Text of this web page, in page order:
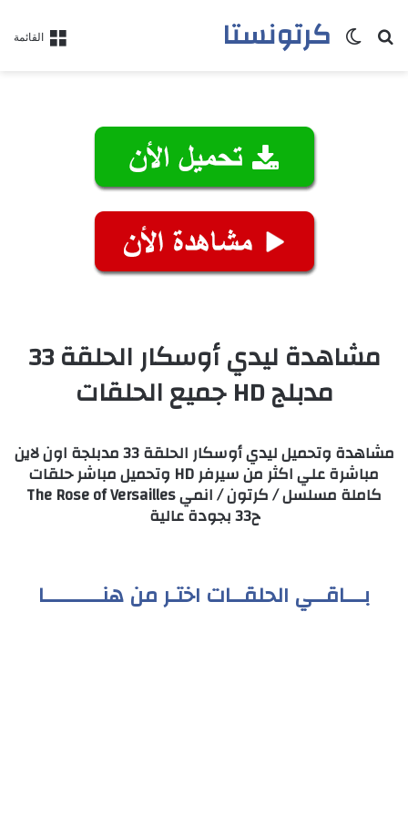
القائمة كرتونستابحث عنالوضع المظلم
مشاهدة ليدي أوسكار الحلقة 33
مدبلج HD جميع الحلقات
مشاهدة وتحميل ليدي أوسكار الحلقة 33 مدبلجة اون لاين
مباشرة علي اكثر من سيرفر HD وتحميل مباشر حلقات
كاملة مسلسل / كرتون / انمي The Rose of Versailles
ح33 بجودة عالية
بـــاقــي الحلقــات اختـر من هنـــــــــا